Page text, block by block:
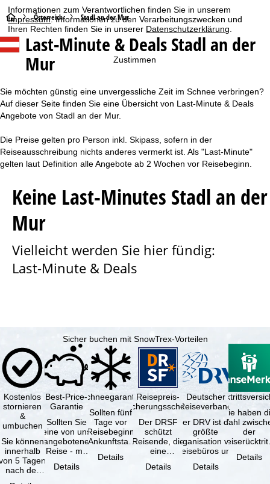
Informationen zum Verantwortlichen finden Sie in unserem
Impressum. Informationen zu den Verarbeitungszwecken und
Ihren Rechten finden Sie in unserer Datenschutzerklärung.
Zustimmen
S
t
r
t
s
e
i
Österreich Stadl an der Mur
Last-Minute & Deals Stadl an der
Mur
Sie möchten günstig eine unvergessliche Zeit im Schnee verbringen?
Auf dieser Seite finden Sie eine Übersicht von Last-Minute & Deals
Angebote von Stadl an der Mur.
Die Preise gelten pro Person inkl. Skipass, sofern in der
Reiseausschreibung nichts anderes vermerkt ist. Als "Last-Minute"
gelten laut Definition alle Angebote ab 2 Wochen vor Reisebeginn.
Keine Last-Minutes Stadl an der
Mur
Vielleicht werden Sie hier fündig:
Last-Minute & Deals
Sicher buchen mit SnowTrex-Vorteilen
Kostenlos
stornieren
&
umbuchen
Sie können
innerhalb
5 Tagen
nach der
Best-Price-
Garantie
Sollten Sie
eine von uns
angebotene
Reise - mit
Verfügbarkeit
Details
Schneegarantie
Sollten fünf
Tage vor
Reisebeginn
(Ankunftstag)
Schneemangel
Details
Reisepreis-
Sicherungsschein
Der DRSF
schützt
Reisende, die
eine
oder
Details
Deutscher
Reiseverband
Der DRV ist die
größte
Organisation von
Reisebüros und
Reiseveranstaltern
in …
Details
Sie haben
Wahl
der
(inklusive
Details